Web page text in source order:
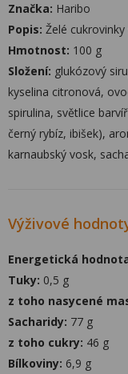
Značka: Haribo
Popis: Želé
Hmotnost: 100 g
Složení: glukózový
kyselina citronová,
spirulina, světlice
černý rybíz, ibišek),
karnaubský vosk,
Výživové
Energetická
Tuky: 0,5 g
z toho nasycené
Sacharidy: 77 g
z toho cukry: 46 g
Bílkoviny: 6,9 g